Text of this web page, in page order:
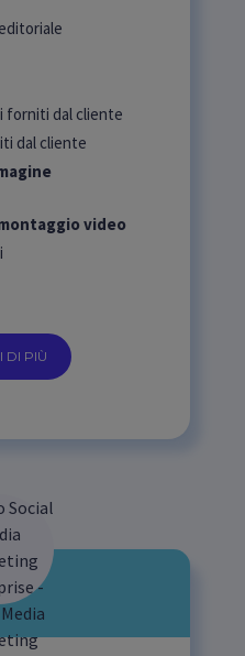
dal cliente
dal cliente
video
DI PIÙ